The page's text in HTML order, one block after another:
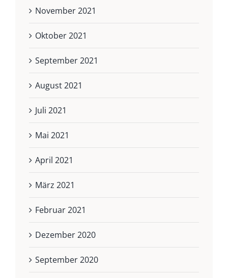
November 2021
Oktober 2021
September 2021
August 2021
Juli 2021
Mai 2021
April 2021
März 2021
Februar 2021
Dezember 2020
September 2020